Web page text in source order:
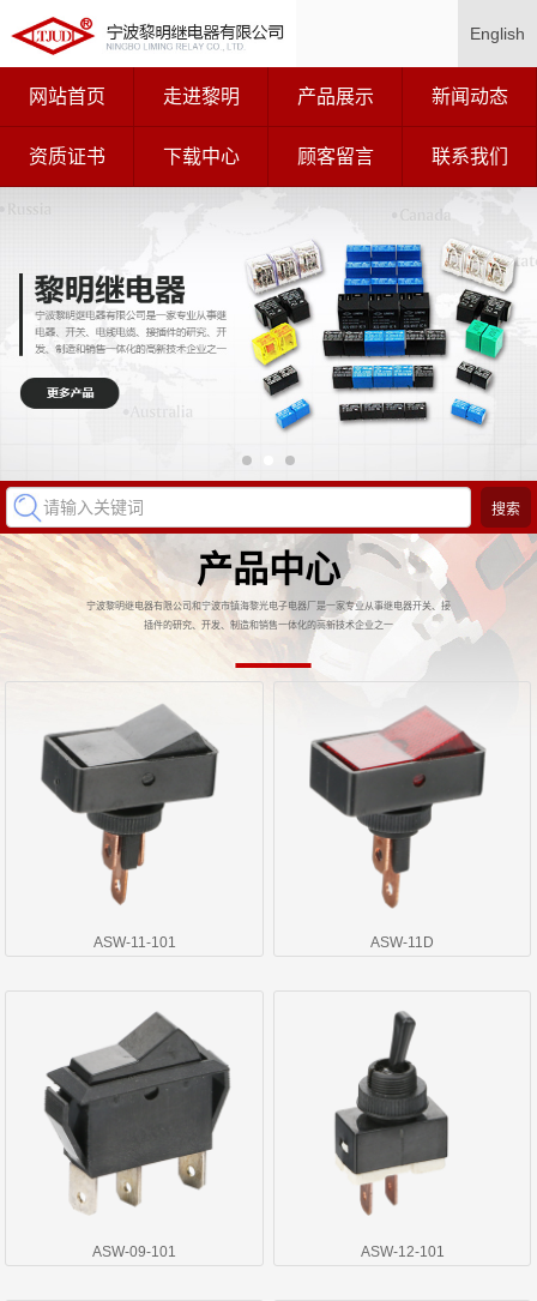
English
网站首页 走进黎明 产品展示 新闻动态
资质证书 下载中心 顾客留言 联系我们
产品中心
宁波黎明继电器有限公司和宁波市镇海黎光电子电器厂是一家专业从事继电器开关、接
插件的研究、开发、制造和销售一体化的高新技术企业之一
ASW-11-101 ASW-11D
ASW-09-101 ASW-12-101